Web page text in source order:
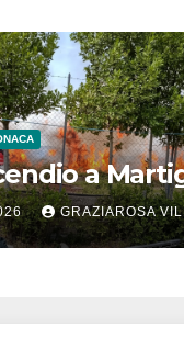
a
GRAZIAROSA